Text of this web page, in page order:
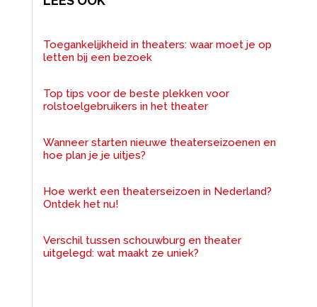
Toegankelijkheid in theaters: waar moet je op
letten bij een bezoek
Top tips voor de beste plekken voor
rolstoelgebruikers in het theater
Wanneer starten nieuwe theaterseizoenen en
hoe plan je je uitjes?
Hoe werkt een theaterseizoen in Nederland?
Ontdek het nu!
Verschil tussen schouwburg en theater
uitgelegd: wat maakt ze uniek?